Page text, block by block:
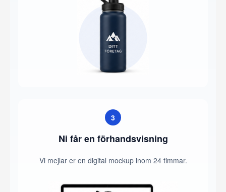
3
Ni får en förhandsvisning
Vi mejlar er en digital mockup inom 24 timmar.